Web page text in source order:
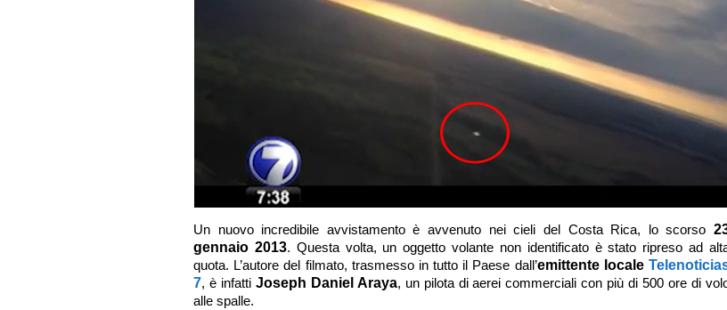
Un nuovo incredibile avvistamento è avvenuto nei cieli del Costa Rica, lo scorso
gennaio 2013. Questa volta, un oggetto volante non identificato è stato ripreso ad
quota. L’autore del filmato, trasmesso in tutto il Paese dall’emittente locale
7, è infatti Joseph Daniel Araya, un pilota di aerei commerciali con più di 500 ore di
alle spalle.